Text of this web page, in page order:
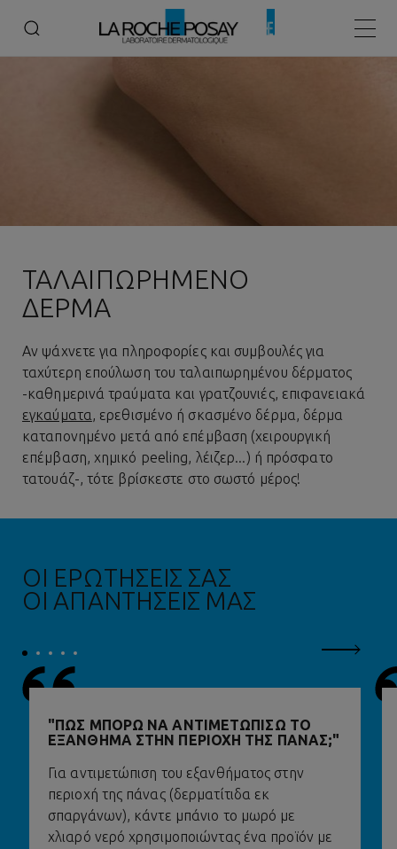
ΤΑΛΑΙΠΩΡΗΜΕΝΟ ΔΕΡΜΑ
ΤΑΛΑΙΠΩΡΗΜΕΝΟ
ΔΕΡΜΑ
Αν ψάχνετε για πληροφορίες και συμβουλές για
ταχύτερη επούλωση του ταλαιπωρημένου δέρματος
-καθημερινά τραύματα και γρατζουνιές, επιφανειακά
εγκαύματα, ερεθισμένο ή σκασμένο δέρμα, δέρμα
καταπονημένο μετά από επέμβαση (χειρουργική
επέμβαση, χημικό peeling, λέιζερ...) ή πρόσφατο
τατουάζ-, τότε βρίσκεστε στο σωστό μέρος!
ΟΙ ΕΡΩΤΗΣΕΙΣ ΣΑΣ
ΟΙ ΑΠΑΝΤΗΣΕΙΣ ΜΑΣ
ΠΏΣ ΜΠΟΡΏ ΝΑ ΑΝΤΙΜΕΤΩΠΊΣΩ ΤΟ
ΕΞΆΝΘΗΜΑ ΣΤΗΝ ΠΕΡΙΟΧΉ ΤΗΣ ΠΆΝΑΣ;
Για αντιμετώπιση του εξανθήματος στην
περιοχή της πάνας (δερματίτιδα εκ
σπαργάνων), κάντε μπάνιο το μωρό με
χλιαρό νερό χρησιμοποιώντας ένα προϊόν με